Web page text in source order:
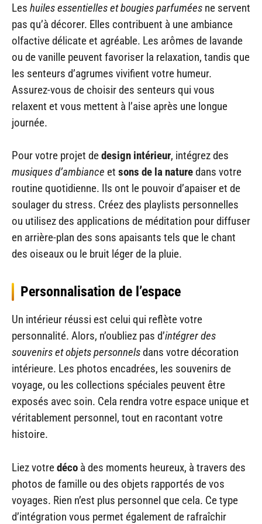
Les huiles essentielles et bougies parfumées ne servent
pas qu’à décorer. Elles contribuent à une ambiance
olfactive délicate et agréable. Les arômes de lavande
ou de vanille peuvent favoriser la relaxation, tandis que
les senteurs d’agrumes vivifient votre humeur.
Assurez-vous de choisir des senteurs qui vous
relaxent et vous mettent à l’aise après une longue
journée.
Pour votre projet dedesign intérieur, intégrez des
musiques d’ambiance et sons de la naturedans votre
routine quotidienne. Ils ont le pouvoir d’apaiser et de
soulager du stress. Créez des playlists personnelles
ou utilisez des applications de méditation pour diffuser
en arrière-plan des sons apaisants tels que le chant
des oiseaux ou le bruit léger de la pluie.
Personnalisation de l’espace
Un intérieur réussi est celui qui reflète votre
personnalité. Alors, n’oubliez pas d’intégrer des
souvenirs et objets personnelsdans votre décoration
intérieure. Les photos encadrées, les souvenirs de
voyage, ou les collections spéciales peuvent être
exposés avec soin. Cela rendra votre espace unique et
véritablement personnel, tout en racontant votre
histoire.
Liez votredéco à des moments heureux, à travers des
photos de famille ou des objets rapportés de vos
voyages. Rien n’est plus personnel que cela. Ce type
d’intégration vous permet également de rafraîchir